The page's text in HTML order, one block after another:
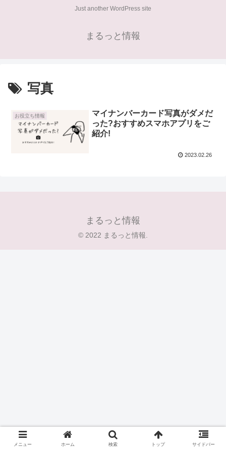
Just another WordPress site
まるっと情報
写真
お役立ち情報
マイナンバーカード写真がダメだ
った?おすすめスマホアプリをご
紹介!
2023.02.26
まるっと情報
© 2022 まるっと情報.
メニュー ホーム 検索 トップ サイドバー